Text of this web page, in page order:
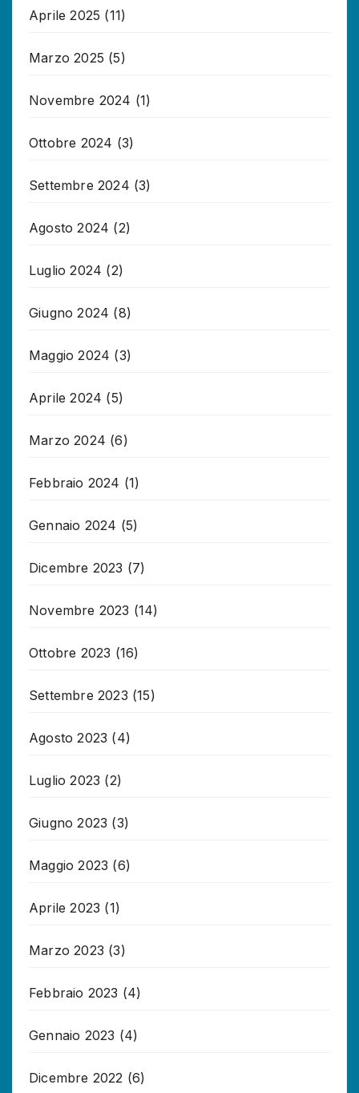
Aprile 2025 (11)
Marzo 2025 (5)
Novembre 2024 (1)
Ottobre 2024 (3)
Settembre 2024 (3)
Agosto 2024 (2)
Luglio 2024 (2)
Giugno 2024 (8)
Maggio 2024 (3)
Aprile 2024 (5)
Marzo 2024 (6)
Febbraio 2024 (1)
Gennaio 2024 (5)
Dicembre 2023 (7)
Novembre 2023 (14)
Ottobre 2023 (16)
Settembre 2023 (15)
Agosto 2023 (4)
Luglio 2023 (2)
Giugno 2023 (3)
Maggio 2023 (6)
Aprile 2023 (1)
Marzo 2023 (3)
Febbraio 2023 (4)
Gennaio 2023 (4)
Dicembre 2022 (6)